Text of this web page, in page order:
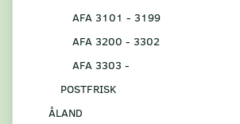
AFA 3101 - 3199
AFA 3200 - 3302
AFA 3303 -
POSTFRISK
ÅLAND